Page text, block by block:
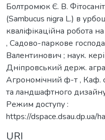
Болтромюк Є. В.
(Sambucus nigra L.) в
кваліфікаційна робота
, Садово-паркове
Валентинович ; наук.
Дніпровський держ.
Агрономічний ф-т , Каф.
та ландшафтного
Режим доступу :
https://
URI